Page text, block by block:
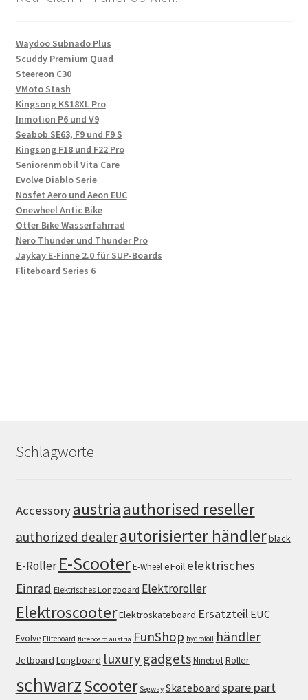
Waydoo Subnado Plus
Scuddy Premium Quad
Steereon C30
VMoto Stash
Kingsong KS18XL Pro
Inmotion P6 und V9
Seabob SE63, F9 und F9 S
Kingsong F18 und F22 Pro
Seniorenmobil Vita Care
Evolve Diablo Serie
Nosfet Aero und Aeon EUC
Onewheel Antic Bike
Otter Bike Wasserfahrrad
Nero Thunder und Thunder Pro
Jaykay E-Finne 2.0 für SUP-Boards
Fliteboard Series 6
Schlagworte
Accessoryaustria authorised reseller
authorized dealerautorisierter händlerblack
E-Roller E-ScooterE-WheeleFoil elektrisches
Einrad Elektrisches Longboard Elektroroller
ElektroscooterElektroskateboard Ersatzteil EUC
Evolve Fliteboard fliteboard austria FunShop hydrofoil händler
Jetboard Longboard luxury gadgetsNinebotRoller
schwarzScooter Segway Skateboard spare part